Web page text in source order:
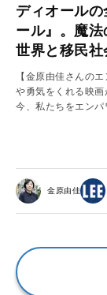
ディオール
ール』。魔
世界と移民社
【金原由佳さんの
や勇気をくれる映画
今、私たちをエンパ
金原由佳